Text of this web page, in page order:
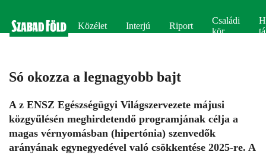
Közélet Interjú Riport
Családi
kör
Só okozza a legnagyobb bajt
A z ENSZ Egészségügyi Világszervezete májusi
közgyűlésén meghirdetendő programjának célja a
magas vérnyomásban (hipertónia) szenvedők
arányának egynegyedével való csökkentése 2025-re. A